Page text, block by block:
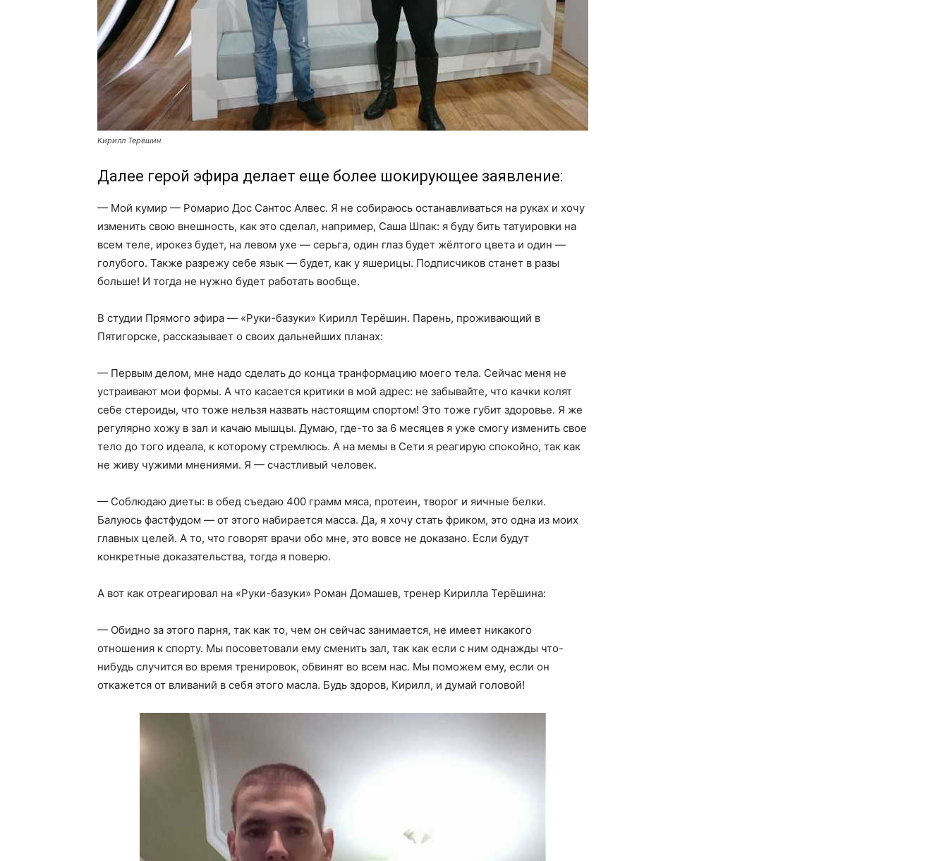
Кирилл Терёшин
Далее герой эфира делает еще более шокирующее заявление:
— Мой кумир — Ромарио Дос Сантос Алвес. Я не собираюсь останавливаться на руках и хочу
изменить свою внешность, как это сделал, например, Саша Шпак: я буду бить татуировки на
всем теле, ирокез будет, на левом ухе — серьга, один глаз будет жёлтого цвета и один —
голубого. Также разрежу себе язык — будет, как у яшерицы. Подписчиков станет в разы
больше! И тогда не нужно будет работать вообще.
В студии Прямого эфира — «Руки-базуки» Кирилл Терёшин. Парень, проживающий в
Пятигорске, рассказывает о своих дальнейших планах:
— Первым делом, мне надо сделать до конца транформацию моего тела. Сейчас меня не
устраивают мои формы. А что касается критики в мой адрес: не забывайте, что качки колят
себе стероиды, что тоже нельзя назвать настоящим спортом! Это тоже губит здоровье. Я же
регулярно хожу в зал и качаю мышцы. Думаю, где-то за 6 месяцев я уже смогу изменить свое
тело до того идеала, к которому стремлюсь. А на мемы в Сети я реагирую спокойно, так как
не живу чужими мнениями. Я — счастливый человек.
— Соблюдаю диеты: в обед съедаю 400 грамм мяса, протеин, творог и яичные белки.
Балуюсь фастфудом — от этого набирается масса. Да, я хочу стать фриком, это одна из моих
главных целей. А то, что говорят врачи обо мне, это вовсе не доказано. Если будут
конкретные доказательства, тогда я поверю.
А вот как отреагировал на «Руки-базуки» Роман Домашев, тренер Кирилла Терёшина:
— Обидно за этого парня, так как то, чем он сейчас занимается, не имеет никакого
отношения к спорту. Мы посоветовали ему сменить зал, так как если с ним однажды что-
нибудь случится во время тренировок, обвинят во всем нас. Мы поможем ему, если он
откажется от вливаний в себя этого масла. Будь здоров, Кирилл, и думай головой!